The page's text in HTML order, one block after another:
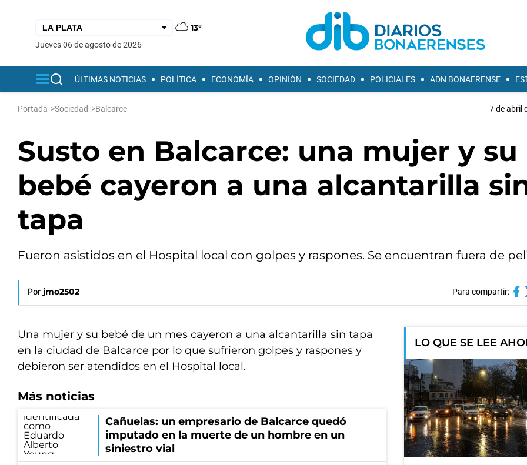
13°
jueves 06 de agosto de 2026
ÚLTIMAS NOTICIAS POLÍTICA ECONOMÍA OPINIÓN SOCIEDAD POLICIALES ADN BONAERENSE
Portada >Sociedad >Balcarce 7 de abril
Susto en Balcarce: una mujer y su
bebé cayeron a una alcantarilla
tapa
Fueron asistidos en el Hospital local con golpes y raspones. Se encuentran fuera de
Por jmo2502 Para compartir:
Una mujer y su bebé de un mes cayeron a una alcantarilla sin tapa
en la ciudad de Balcarce por lo que sufrieron golpes y raspones y
debieron ser atendidos en el Hospital local.
Más noticias
Cañuelas: un empresario de Balcarce quedó
imputado en la muerte de un hombre en un
siniestro vial
LO QUE SE LEE